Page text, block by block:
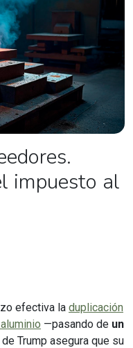
impuesto al
efectiva la duplicación
—pasando de un
Trump asegura que su